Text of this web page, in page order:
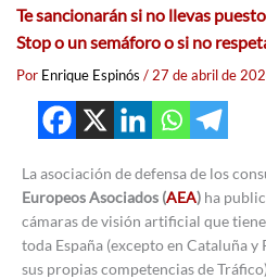
Te sancionarán si no llevas
Stop o un semáforo o si no
Por Enrique Espinós /27 de abril de
La asociación de defensa de los
Europeos Asociados (AEA) ha
cámaras de visión artificial que
toda España (excepto en Cataluña y
sus propias competencias de